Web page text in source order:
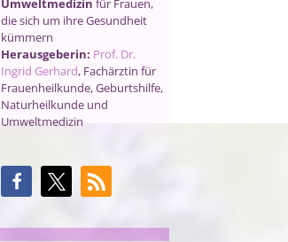
Umweltmedizin für Frauen,
die sich um ihre Gesundheit
kümmern
Herausgeberin: Prof. Dr.
Ingrid Gerhard, Fachärztin für
Frauenheilkunde, Geburtshilfe,
Naturheilkunde und
Umweltmedizin